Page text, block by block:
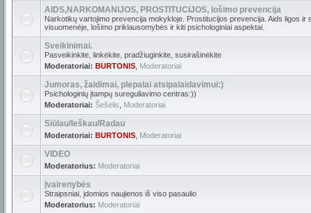
AIDS,NARKOMANIJOS, PROSTITUCIJOS, lošimo prevencija
Narkotikų vartojimo prevencija mokykloje. Prostitucijos prevencija. Aids ligos ir
visuomenėje, lošimo priklausomybės ir kiti psichologiniai aspektai.
Sveikinimai.
Pasveikinkite, linkėkite, pradžiuginkite, susirašinėkite
Moderatoriai: BURTONIS Moderatoriai
Jumoras, žaidimai, plepalai atsipalaidavimui:)
Psichologinių įtampų sureguliavimo centras:))
Moderatoriai: Šešėlis Moderatoriai
Siūlau/Ieškau/Radau
Moderatoriai: BURTONIS Moderatoriai
VIDEO
Moderatorius: Moderatoriai
Įvairenybės
Straipsniai, įdomios naujienos iš viso pasaulio
Moderatorius: Moderatoriai